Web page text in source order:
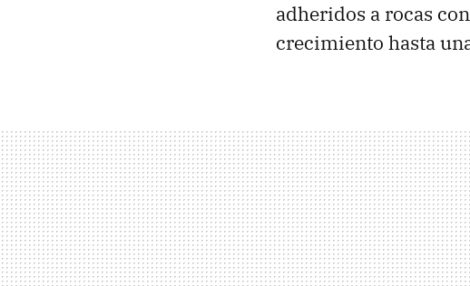
adheridos a rocas
crecimiento hasta